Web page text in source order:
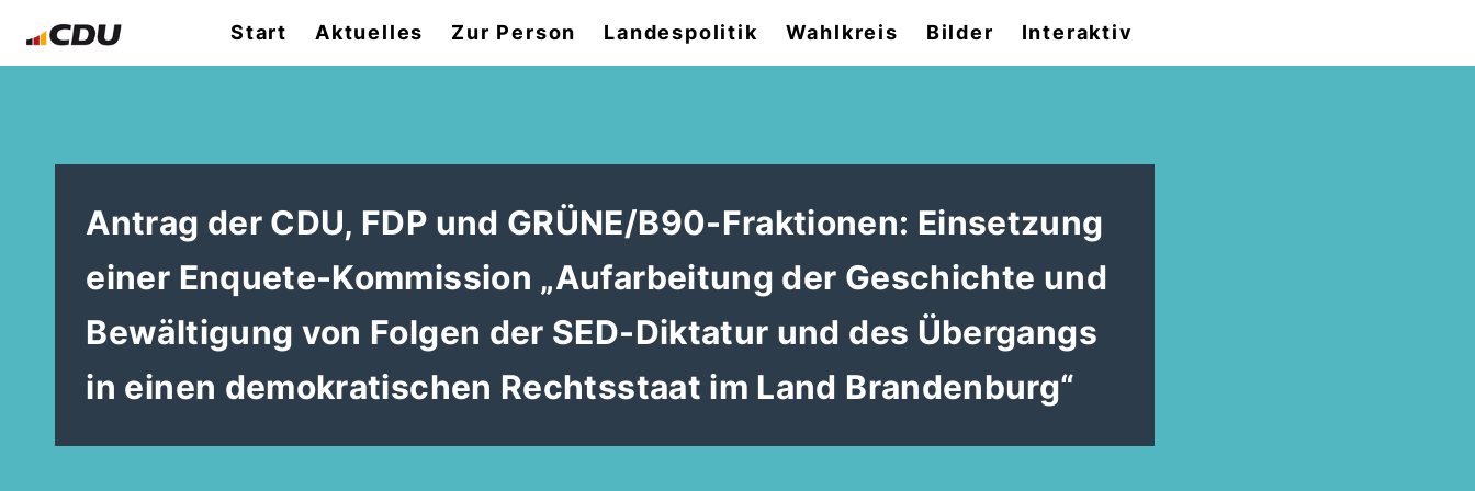
Start Aktuelles Zur Person Landespolitik Wahlkreis Bilder Interaktiv
Antrag der CDU, FDP und GRÜNE/B90-Fraktionen: Einsetzung
einer Enquete-Kommission „Aufarbeitung der Geschichte und
Bewältigung von Folgen der SED-Diktatur und des Übergangs
in einen demokratischen Rechtsstaat im Land Brandenburg“